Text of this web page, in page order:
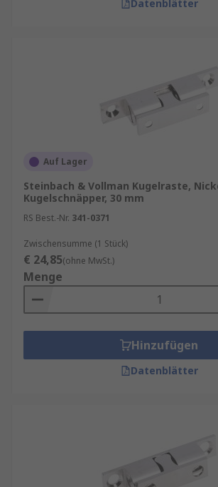
Datenblätter
Auf Lager
Steinbach & Vollman Kugelraste,
Kugelschnäpper, 30 mm
RS Best.-Nr. 341-0371
Zwischensumme (1 Stück)
€ 24,85(ohne MwSt.)
Menge
Hinzufügen
Datenblätter